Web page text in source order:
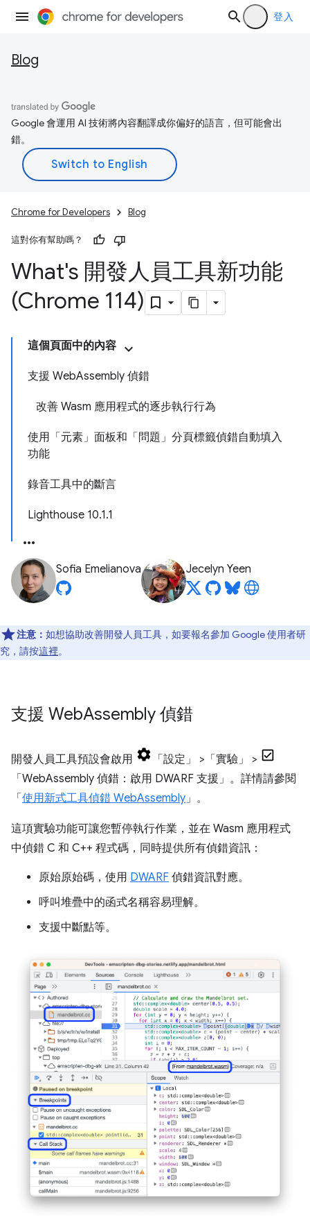
登入
Blog
Google 會運用 AI 技術將內容翻譯成你偏好的語言，但可能會出
錯。
Chrome for Developers Blog
這對你有幫助嗎？
What's 開發人員工具新功能
(Chrome 114)
這個頁面中的內容
支援 WebAssembly 偵錯
改善 Wasm 應用程式的逐步執行行為
使用「元素」面板和「問題」分頁標籤偵錯自動填入
功能
錄音工具中的斷言
Lighthouse 10.1.1
Sofia Emelianova Jecelyn Yeen
注意： 如想協助改善開發人員工具，如要報名參加 Google 使用者研
究，請按這裡。
支援 WebAssembly 偵錯
開發人員工具預設會啟用 「設定」 >「實驗」
>
「WebAssembly 偵錯：啟用 DWARF 支援」 。詳情請參閱
「 使用新式工具偵錯 WebAssembly」。
這項實驗功能可讓您暫停執行作業，並在 Wasm 應用程式
中偵錯 C 和 C++ 程式碼，同時提供所有偵錯資訊：
原始原始碼，使用 DWARF 偵錯資訊對應。
呼叫堆疊中的函式名稱容易理解。
支援中斷點等。